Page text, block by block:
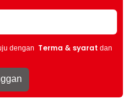
dengan Terma & syarat dan